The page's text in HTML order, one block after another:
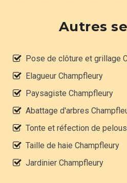
Autres
Pose de clôture et grillage
Elagueur Champfleury
Paysagiste Champfleury
Abattage d'arbres
Tonte et réfection de
Taille de haie Champfleury
Jardinier Champfleury